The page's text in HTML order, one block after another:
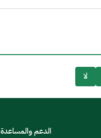
لا
الدعم والمساعدة